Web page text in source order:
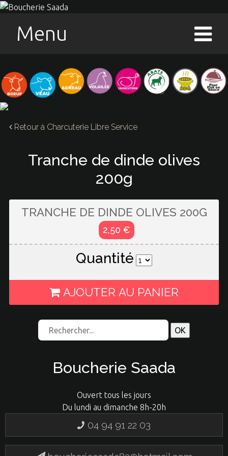
Menu
Retour à Charcuterie Libre Service
Tranche de dinde olives
200g
TRANCHE DE DINDE OLIVES 200G
2,50 €
Quantité
AJOUTER AU PANIER
Boucherie Saada
Ouvert tous les jours
Du lundi au dimanche 8h-20h
04 94 91 22 03